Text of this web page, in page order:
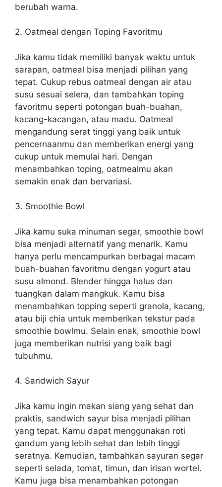
berubah warna.
2. Oatmeal dengan Toping Favoritmu
Jika kamu tidak memiliki banyak waktu untuk
sarapan, oatmeal bisa menjadi pilihan yang
tepat. Cukup rebus oatmeal dengan air atau
susu sesuai selera, dan tambahkan toping
favoritmu seperti potongan buah-buahan,
kacang-kacangan, atau madu. Oatmeal
mengandung serat tinggi yang baik untuk
pencernaanmu dan memberikan energi yang
cukup untuk memulai hari. Dengan
menambahkan toping, oatmealmu akan
semakin enak dan bervariasi.
3. Smoothie Bowl
Jika kamu suka minuman segar, smoothie bowl
bisa menjadi alternatif yang menarik. Kamu
hanya perlu mencampurkan berbagai macam
buah-buahan favoritmu dengan yogurt atau
susu almond. Blender hingga halus dan
tuangkan dalam mangkuk. Kamu bisa
menambahkan topping seperti granola, kacang,
atau biji chia untuk memberikan tekstur pada
smoothie bowlmu. Selain enak, smoothie bowl
juga memberikan nutrisi yang baik bagi
tubuhmu.
4. Sandwich Sayur
Jika kamu ingin makan siang yang sehat dan
praktis, sandwich sayur bisa menjadi pilihan
yang tepat. Kamu dapat menggunakan roti
gandum yang lebih sehat dan lebih tinggi
seratnya. Kemudian, tambahkan sayuran segar
seperti selada, tomat, timun, dan irisan wortel.
Kamu juga bisa menambahkan potongan